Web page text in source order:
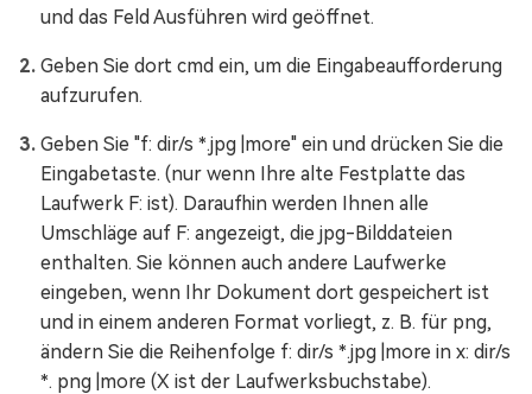
und das Feld Ausführen wird geöffnet.
Geben Sie dort cmd ein, um die Eingabeaufforderung
aufzurufen.
Geben Sie "f: dir/s *.jpg |more" ein und drücken Sie die
Eingabetaste. (nur wenn Ihre alte Festplatte das
Laufwerk F: ist). Daraufhin werden Ihnen alle
Umschläge auf F: angezeigt, die jpg-Bilddateien
enthalten. Sie können auch andere Laufwerke
eingeben, wenn Ihr Dokument dort gespeichert ist
und in einem anderen Format vorliegt, z. B. für png,
ändern Sie die Reihenfolge f: dir/s *.jpg |more in x: dir/s
*. png |more (X ist der Laufwerksbuchstabe).